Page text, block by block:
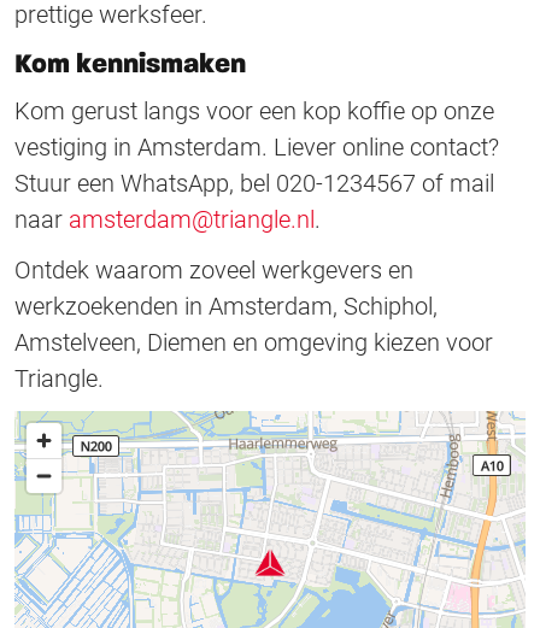
prettige werksfeer.
Kom kennismaken
Kom gerust langs voor een kop koffie op onze
vestiging in Amsterdam. Liever online contact?
Stuur een WhatsApp, bel 020-1234567 of mail
naar amsterdam@triangle.nl.
Ontdek waarom zoveel werkgevers en
werkzoekenden in Amsterdam, Schiphol,
Amstelveen, Diemen en omgeving kiezen voor
Triangle.